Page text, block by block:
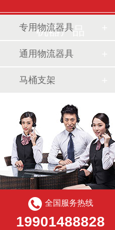
机器产品
专用物流器具
通用物流器具
马桶支架
全国服务热线
19901488828